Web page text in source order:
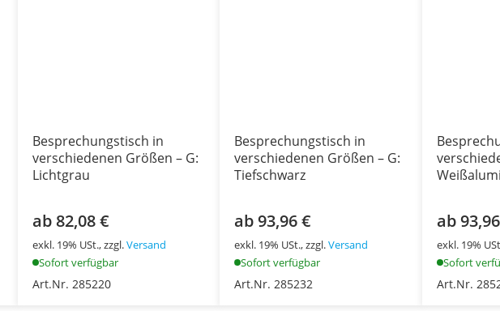
Besprechungstisch in
verschiedenen Größen – G:
Lichtgrau
ab 82,08 €
exkl. 19% USt., zzgl.Versand
Sofort verfügbar
Art.Nr. 285220
Besprechungstisch in
verschiedenen Größen – G:
Tiefschwarz
ab 93,96 €
exkl. 19% USt., zzgl.Versand
Sofort verfügbar
Art.Nr. 285232
ab
exkl. 19%
Sofort
Art.Nr.